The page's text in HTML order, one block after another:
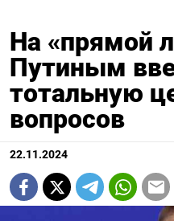
На «прямой
Путиным
тотальную
вопросов
22.11.2024